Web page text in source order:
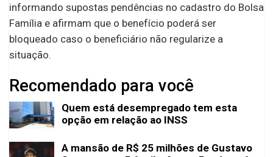
informando supostas pendências no cadastro do Bolsa
Família e afirmam que o benefício poderá ser
bloqueado caso o beneficiário não regularize a
situação.
Recomendado para você
Quem está desempregado tem esta
opção em relação ao INSS
A mansão de R$ 25 milhões de Gustavo